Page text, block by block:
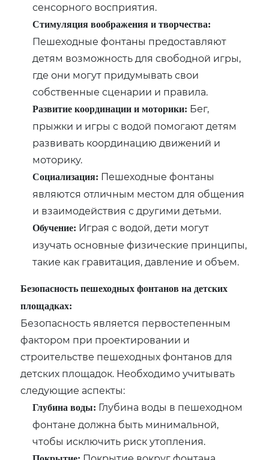
сенсорного восприятия.
Стимуляция воображения и творчества:
Пешеходные фонтаны предоставляют
детям возможность для свободной игры,
где они могут придумывать свои
собственные сценарии и правила.
Развитие координации и моторики: Бег,
прыжки и игры с водой помогают детям
развивать координацию движений и
моторику.
Социализация: Пешеходные фонтаны
являются отличным местом для общения
и взаимодействия с другими детьми.
Обучение: Играя с водой, дети могут
изучать основные физические принципы,
такие как гравитация, давление и объем.
Безопасность пешеходных фонтанов на детских
площадках:
Безопасность является первостепенным
фактором при проектировании и
строительстве пешеходных фонтанов для
детских площадок. Необходимо учитывать
следующие аспекты:
Глубина воды: Глубина воды в пешеходном
фонтане должна быть минимальной,
чтобы исключить риск утопления.